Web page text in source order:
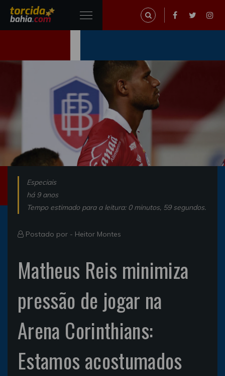
Especiais
há 9 anos
Tempo estimado para a leitura: 0 minutos, 59 segundos.
Postado por - Heitor Montes
Matheus Reis minimiza
pressão de jogar na
Arena Corinthians:
Estamos acostumados